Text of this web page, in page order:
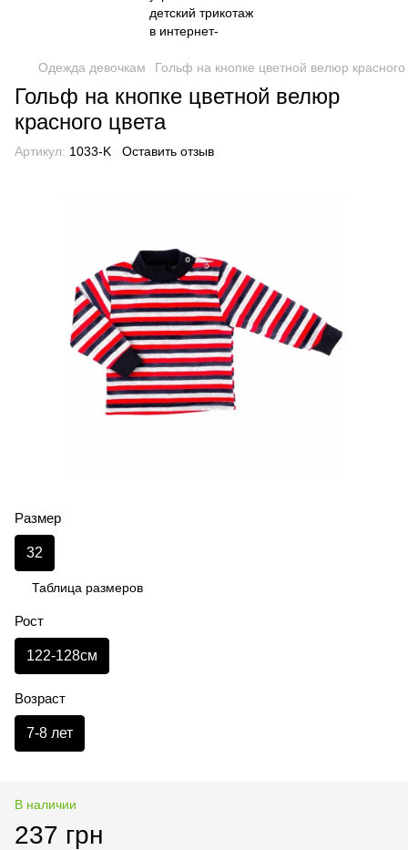
Одежда девочкам Гольф на кнопке цветной велюр красного
Гольф на кнопке цветной велюр
красного цвета
Артикул: 1033-K Оставить отзыв
Размер
32
Таблица размеров
Рост
122-128см
Возраст
7-8 лет
В наличии
237 грн